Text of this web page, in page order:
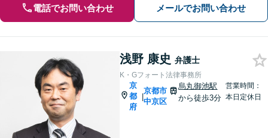
電話でお問い合わせ メールでお問い合わせ
浅野 康史 弁護士
K・Gフォート法律事務所
京
都
府
|
京都市
中京区
烏丸御池駅
から徒歩3分
営業時間：
本日定休日